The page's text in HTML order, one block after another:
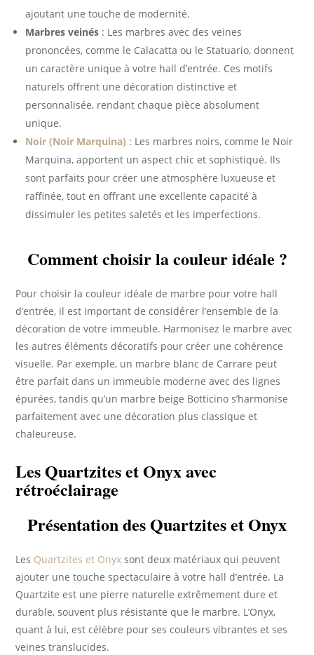
ajoutant une touche de modernité.
Marbres veinés : Les marbres avec des veines
prononcées, comme le Calacatta ou le Statuario, donnent
un caractère unique à votre hall d’entrée. Ces motifs
naturels offrent une décoration distinctive et
personnalisée, rendant chaque pièce absolument
unique.
Noir (Noir Marquina) : Les marbres noirs, comme le Noir
Marquina, apportent un aspect chic et sophistiqué. Ils
sont parfaits pour créer une atmosphère luxueuse et
raffinée, tout en offrant une excellente capacité à
dissimuler les petites saletés et les imperfections.
Comment choisir la couleur idéale ?
Pour choisir la couleur idéale de marbre pour votre hall
d’entrée, il est important de considérer l’ensemble de la
décoration de votre immeuble. Harmonisez le marbre avec
les autres éléments décoratifs pour créer une cohérence
visuelle. Par exemple, un marbre blanc de Carrare peut
être parfait dans un immeuble moderne avec des lignes
épurées, tandis qu’un marbre beige Botticino s’harmonise
parfaitement avec une décoration plus classique et
chaleureuse.
Les Quartzites et Onyx avec
rétroéclairage
Présentation des Quartzites et Onyx
Les Quartzites et Onyx sont deux matériaux qui peuvent
ajouter une touche spectaculaire à votre hall d’entrée. La
Quartzite est une pierre naturelle extrêmement dure et
durable, souvent plus résistante que le marbre. L’Onyx,
quant à lui, est célèbre pour ses couleurs vibrantes et ses
veines translucides.